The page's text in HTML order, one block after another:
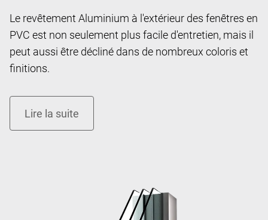
Le revêtement Aluminium à l'extérieur des fenêtres en
PVC est non seulement plus facile d'entretien, mais il
peut aussi être décliné dans de nombreux coloris et
finitions.